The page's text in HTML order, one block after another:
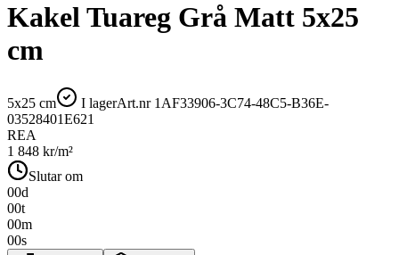
Kakel Tuareg Grå Matt 5x25
cm
5x25 cm I lagerArt.nr 1AF33906-3C74-48C5-B36E-
03528401E621
REA
1 848 kr/m²
Slutar om
00d
00t
00m
00s